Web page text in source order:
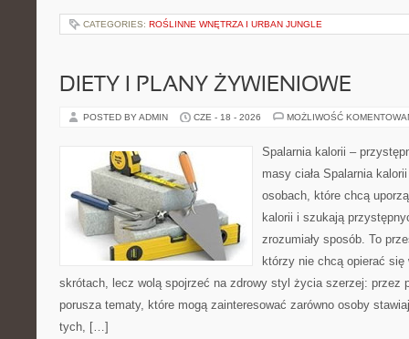
CATEGORIES: ROŚLINNE WNĘTRZA I URBAN JUNGLE
DIETY I PLANY ŻYWIENIOWE
POSTED BY ADMIN CZE - 18 - 2026 MOŻLIWOŚĆ
Spalarnia kalorii –
masy ciała Spalarnia
osobach, które chcą
kalorii i szukają
zrozumiały sposób. To
którzy nie chcą opierać się
skrótach, lecz wolą spojrzeć na zdrowy styl życia szerzej: przez
porusza tematy, które mogą zainteresować zarówno osoby
tych, […]